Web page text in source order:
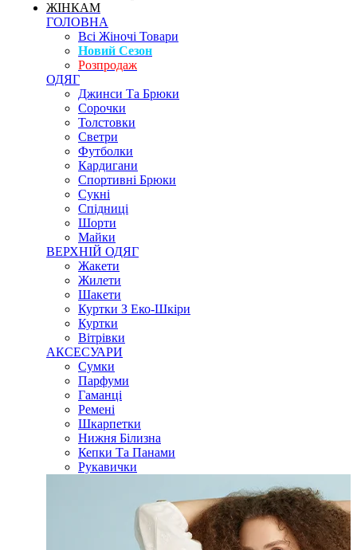
ЖІНКАМ
ГОЛОВНА
Всі Жіночі Товари
Новий Сезон
Розпродаж
ОДЯГ
Джинси Та Брюки
Сорочки
Толстовки
Светри
Футболки
Кардигани
Спортивні Брюки
Сукні
Спідниці
Шорти
Майки
ВЕРХНІЙ ОДЯГ
Жакети
Жилети
Шакети
Куртки З Еко-Шкіри
Куртки
Вітрівки
АКСЕСУАРИ
Сумки
Парфуми
Гаманці
Ремені
Шкарпетки
Нижня Білизна
Кепки Та Панами
Рукавички